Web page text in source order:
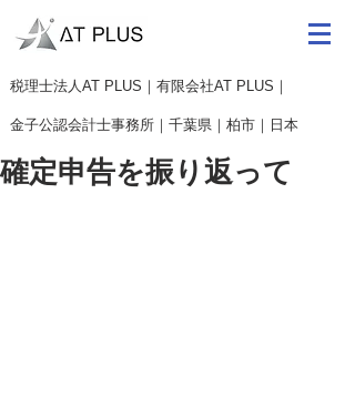
​税理士法人AT PLUS｜有限会社AT PLUS｜
金子公認会計士事務所｜ 千葉県｜柏市｜日本
確定申告を振り返って